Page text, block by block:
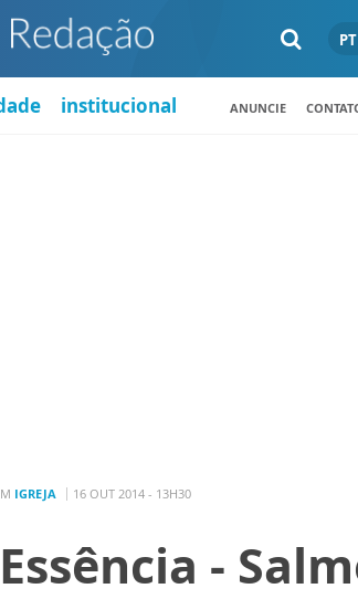
PT
institucional ANUNCIE
IGREJA 16 OUT 2014 - 13H30
-